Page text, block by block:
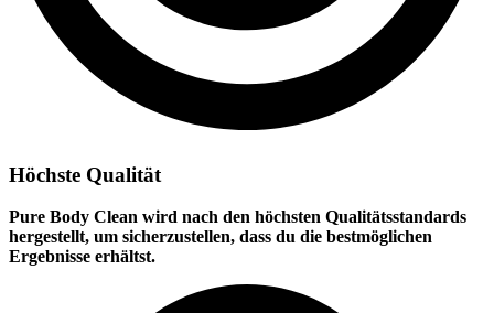
Höchste Qualität
Pure Body Clean wird nach den höchsten Qualitätsstandards
hergestellt, um sicherzustellen, dass du die bestmöglichen
Ergebnisse erhältst.